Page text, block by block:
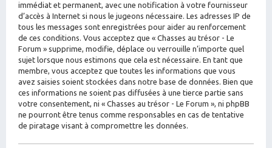
immédiat et permanent, avec une notification à votre fournisseur
d’accès à Internet si nous le jugeons nécessaire. Les adresses IP de
tous les messages sont enregistrées pour aider au renforcement
de ces conditions. Vous acceptez que « Chasses au trésor - Le
Forum » supprime, modifie, déplace ou verrouille n’importe quel
sujet lorsque nous estimons que cela est nécessaire. En tant que
membre, vous acceptez que toutes les informations que vous
avez saisies soient stockées dans notre base de données. Bien que
ces informations ne soient pas diffusées à une tierce partie sans
votre consentement, ni « Chasses au trésor - Le Forum », ni phpBB
ne pourront être tenus comme responsables en cas de tentative
de piratage visant à compromettre les données.